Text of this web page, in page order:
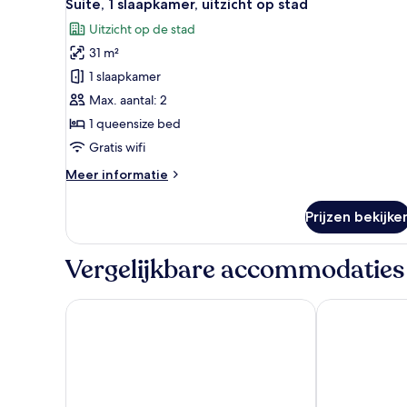
foto's
voor
Suite,
slaapkamer,
uitzicht
op
laden
Suite, 1 slaapkamer, uitzicht op stad
Uitzicht op de stad
31 m²
1 slaapkamer
Max. aantal: 2
1 queensize bed
Gratis wifi
Meer informatie
Meer
1
slaapkamer,
uitzicht
stad
Prijzen
Vergelijkbare accommodaties
Holiday Inn Nairobi Two Rivers Mall by IHGThe Panari